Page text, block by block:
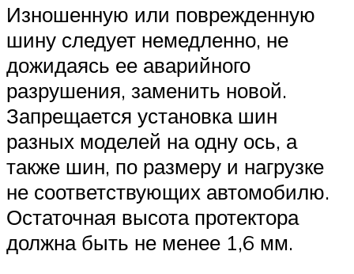
Изношенную или поврежденную
шину следует немедленно, не
дожидаясь ее аварийного
разрушения, заменить новой.
Запрещается установка шин
разных моделей на одну ось, а
также шин, по размеру и нагрузке
не соответствующих автомобилю.
Остаточная высота протектора
должна быть не менее 1,6 мм.